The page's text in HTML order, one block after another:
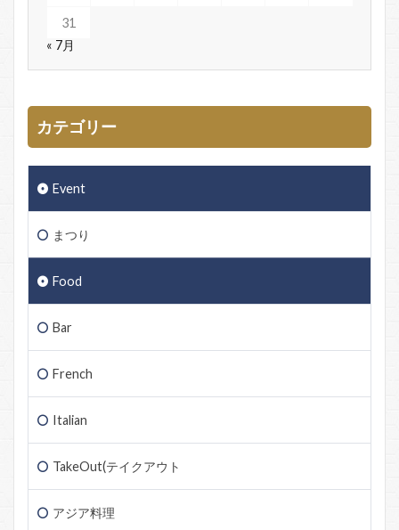
31
« 7月
カテゴリー
Event
まつり
Food
Bar
French
Italian
TakeOut(テイクアウト
アジア料理